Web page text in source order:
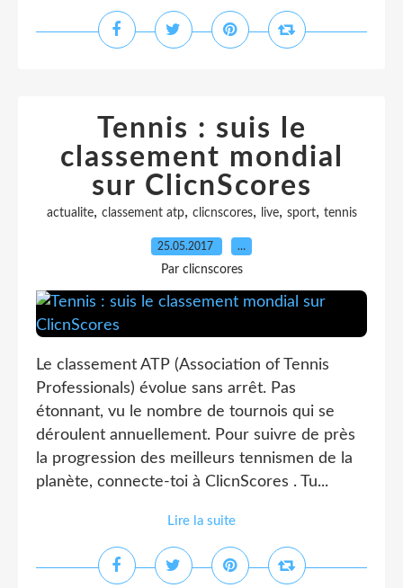
Tennis : suis le
classement mondial
sur ClicnScores
actualite, classement atp, clicnscores, live, sport, tennis
25.05.2017 …
Par clicnscores
Le classement ATP (Association of Tennis
Professionals) évolue sans arrêt. Pas
étonnant, vu le nombre de tournois qui se
déroulent annuellement. Pour suivre de près
la progression des meilleurs tennismen de la
planète, connecte-toi à ClicnScores . Tu...
Lire la suite